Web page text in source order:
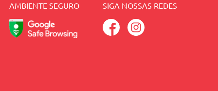
AMBIENTE SEGURO SIGA NOSSAS REDES